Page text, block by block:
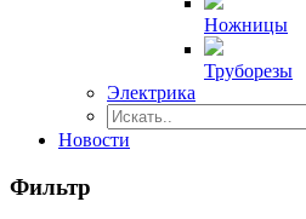
Ножницы
Труборезы
Электрика
Новости
Фильтр